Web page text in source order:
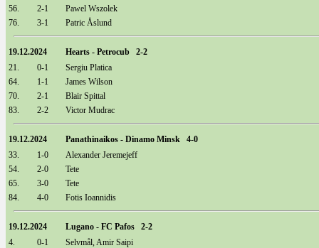
56.
2-1
Pawel Wszolek
76.
3-1 Patric Åslund
19.12.2024
Hearts - Petrocub 2-2
21.
0-1
Sergiu Platica
64.
1-1
James Wilson
70.
2-1
Blair Spittal
83.
2-2 Victor Mudrac
19.12.2024
Panathinaikos - Dinamo Minsk 4-0
33.
1-0
Alexander Jeremejeff
54.
2-0
Tete
65.
3-0
Tete
84.
4-0 Fotis Ioannidis
19.12.2024
Lugano - FC Pafos 2-2
4.
0-1
Selvmål, Amir Saipi